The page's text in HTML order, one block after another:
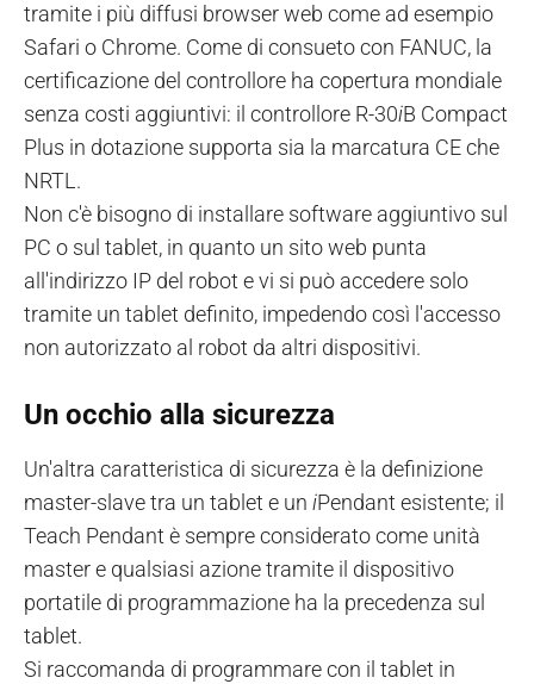
tramite i più diffusi browser web come ad esempio
Safari o Chrome. Come di consueto con FANUC, la
certificazione del controllore ha copertura mondiale
senza costi aggiuntivi: il controllore R-30iB Compact
Plus in dotazione supporta sia la marcatura CE che
NRTL.
Non c'è bisogno di installare software aggiuntivo sul
PC o sul tablet, in quanto un sito web punta
all'indirizzo IP del robot e vi si può accedere solo
tramite un tablet definito, impedendo così l'accesso
non autorizzato al robot da altri dispositivi.
Un occhio alla sicurezza
Un'altra caratteristica di sicurezza è la definizione
master-slave tra un tablet e un iPendant esistente; il
Teach Pendant è sempre considerato come unità
master e qualsiasi azione tramite il dispositivo
portatile di programmazione ha la precedenza sul
tablet.
Si raccomanda di programmare con il tablet in